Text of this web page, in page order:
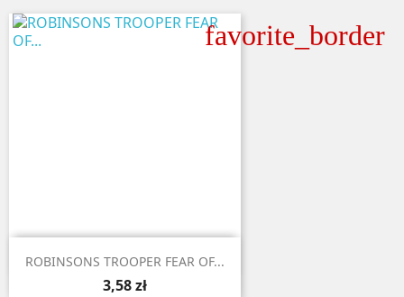
favorite_border
 Aperçu rapide
ROBINSONS TROOPER FEAR OF...
3,58 zł